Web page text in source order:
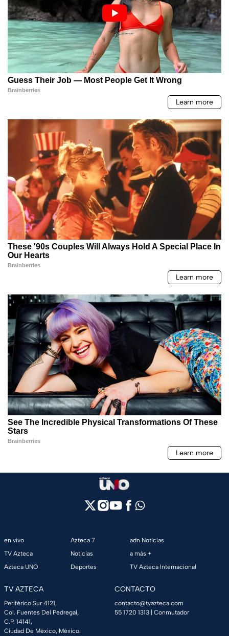
en vivo
TV Azteca
Azteca UNO
Azteca 7
Noticias
Deportes
adn Noticias
a más +
TV Azteca Internacional
TV AZTECA
Periférico Sur 4121,
Col. Fuentes Del Pedregal,
C.P. 14141,
Ciudad De México, México.
CONTACTO
contacto@tvazteca.com
55 1720 1313 | Conmutador